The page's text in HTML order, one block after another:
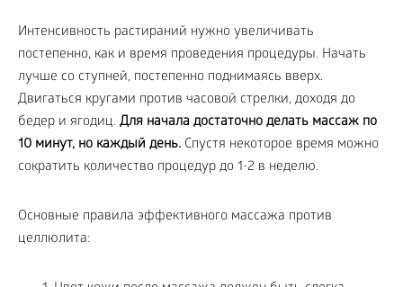
Интенсивность растираний нужно увеличивать
постепенно, как и время проведения процедуры. Начать
лучше со ступней, постепенно поднимаясь вверх.
Двигаться кругами против часовой стрелки, доходя до
бедер и ягодиц. Для начала достаточно делать массаж по
10 минут, но каждый день. Спустя некоторое время можно
сократить количество процедур до 1-2 в неделю.
Основные правила эффективного массажа против
целлюлита: